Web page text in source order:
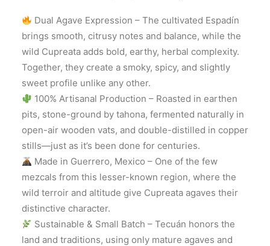
Dual Agave Expression – The cultivated Espadín
brings smooth, citrusy notes and balance, while the
wild Cupreata adds bold, earthy, herbal complexity.
Together, they create a smoky, spicy, and slightly
sweet profile unlike any other.
100% Artisanal Production – Roasted in earthen
pits, stone-ground by tahona, fermented naturally in
open-air wooden vats, and double-distilled in copper
stills—just as it’s been done for centuries.
Made in Guerrero, Mexico – One of the few
mezcals from this lesser-known region, where the
wild terroir and altitude give Cupreata agaves their
distinctive character.
Sustainable & Small Batch – Tecuán honors the
land and traditions, using only mature agaves and